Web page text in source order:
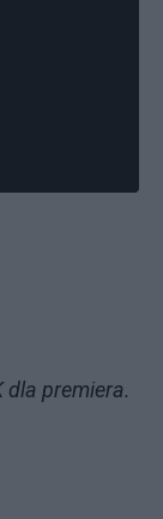
premiera.